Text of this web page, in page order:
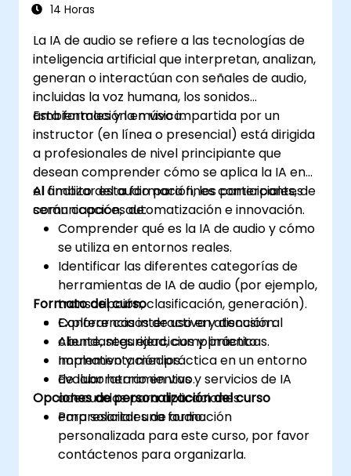
14 Horas
La IA de audio se refiere a las tecnologías de
inteligencia artificial que interpretan, analizan,
generan o interactúan con señales de audio,
incluidas la voz humana, los sonidos
ambientales y la música.
Esta formación en vivo impartida por un
instructor (en línea o presencial) está dirigida
a profesionales de nivel principiante que
desean comprender cómo se aplica la IA en
el ámbito del audio para fines comerciales, de
comunicación, automatización e innovación.
Al finalizar esta formación, los participantes
serán capaces de:
Comprender qué es la IA de audio y cómo
se utiliza en entornos reales.
Identificar las diferentes categorías de
herramientas de IA de audio (por ejemplo,
transcripción, clasificación, generación).
Explorar casos de uso en atención al
cliente, seguridad, cumplimiento
normativo y medios.
Evaluar herramientas y servicios de IA
adecuados para aplicaciones
empresariales de audio.
Formato del curso
Conferencia interactiva y discusión.
Abundantes ejercicios y prácticas.
Implementación práctica en un entorno
de laboratorio en vivo.
Opciones de personalización del curso
Para solicitar una formación
personalizada para este curso, por favor
contáctenos para organizarla.